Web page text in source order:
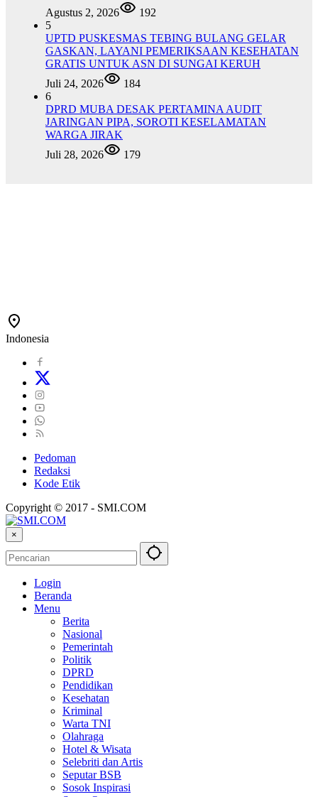
Agustus 2, 2026
192
5
UPTD PUSKESMAS TEBING BULANG GELAR
GASKAN, LAYANI PEMERIKSAAN KESEHATAN
GRATIS UNTUK ASN DI SUNGAI KERUH
Juli 24, 2026
184
6
DPRD MUBA DESAK PERTAMINA AUDIT
JARINGAN PIPA, SOROTI KESELAMATAN
WARGA JIRAK
Juli 28, 2026
179
Indonesia
Pedoman
Redaksi
Kode Etik
Copyright © 2017 - SMI.COM
×
Login
Beranda
Menu
Berita
Nasional
Pemerintah
Politik
DPRD
Pendidikan
Kesehatan
Kriminal
Warta TNI
Olahraga
Hotel & Wisata
Selebriti dan Artis
Seputar BSB
Sosok Inspirasi